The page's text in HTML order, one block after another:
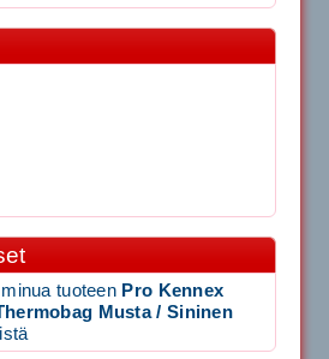
Jännityskone (Jalustamalli)
harjasosa hie...
Flash Shark 200m
tuoteen Pro Kennex
Musta / Sininen